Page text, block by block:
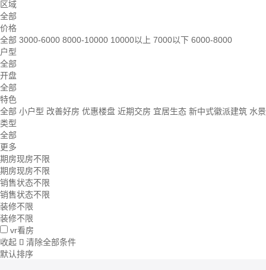
区域
全部
价格
全部 3000-6000 8000-10000 10000以上 7000以下 6000-8000
户型
全部
开盘
全部
特色
全部 小户型 改善好房 优惠楼盘 近期交房 宜居生态 新中式徽派建筑 水
类型
全部
更多
期房现房不限
期房现房不限
销售状态不限
销售状态不限
装修不限
装修不限
vr看房
收起  清除全部条件
默认排序